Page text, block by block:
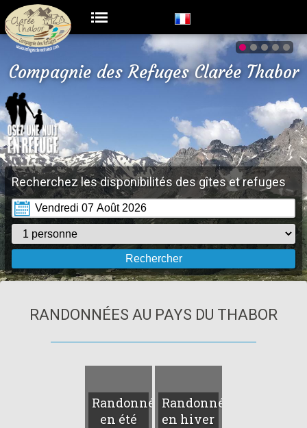
Compagnie des Refuges Clarée Thabor
Recherchez les disponibilités des gîtes et refuges
RANDONNÉES AU PAYS DU THABOR
Randonnées
en été
Randonnées
en hiver